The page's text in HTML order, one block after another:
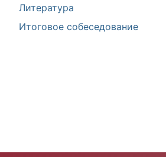
Литература
Итоговое собеседование